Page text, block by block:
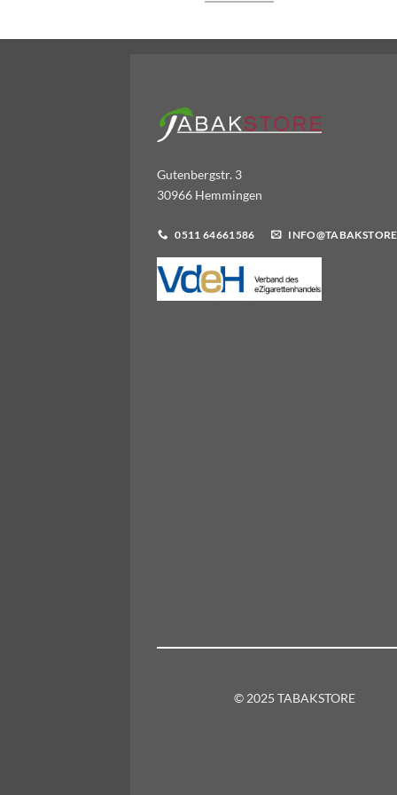
Gutenbergstr. 3
30966 Hemmingen
0511 64661586
© 2025 TABAKSTORE